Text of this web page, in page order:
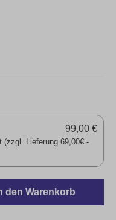
(zzgl. Lieferung 69,00€ -
99,00 €
den Warenkorb